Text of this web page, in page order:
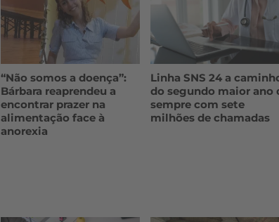
“Não somos a doença”:
Bárbara reaprendeu a
encontrar prazer na
alimentação face à
anorexia
Linha SNS 24 a
do segundo maior ano
sempre com sete
milhões de chamadas